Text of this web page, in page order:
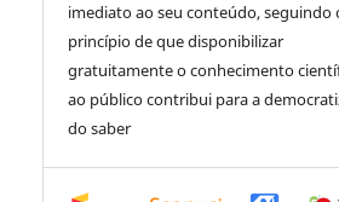
imediato ao seu conteúdo, seguindo
princípio de que disponibilizar
gratuitamente o conhecimento
ao público contribui para a
do saber